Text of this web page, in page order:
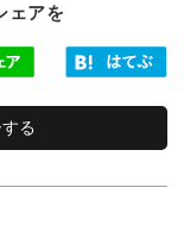
ェアを
る